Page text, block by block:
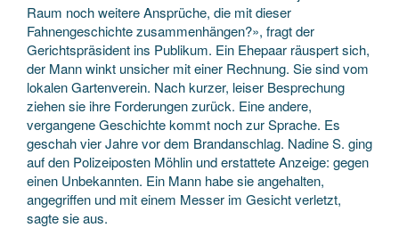
Raum noch weitere Ansprüche, die mit dieser
Fahnengeschichte zusammenhängen?», fragt der
Gerichtspräsident ins Publikum. Ein Ehepaar räuspert sich,
der Mann winkt unsicher mit einer Rechnung. Sie sind vom
lokalen Gartenverein. Nach kurzer, leiser Besprechung
ziehen sie ihre Forderungen zurück. Eine andere,
vergangene Geschichte kommt noch zur Sprache. Es
geschah vier Jahre vor dem Brandanschlag. Nadine S. ging
auf den Polizeiposten Möhlin und erstattete Anzeige: gegen
einen Unbekannten. Ein Mann habe sie angehalten,
angegriffen und mit einem Messer im Gesicht verletzt,
sagte sie aus.